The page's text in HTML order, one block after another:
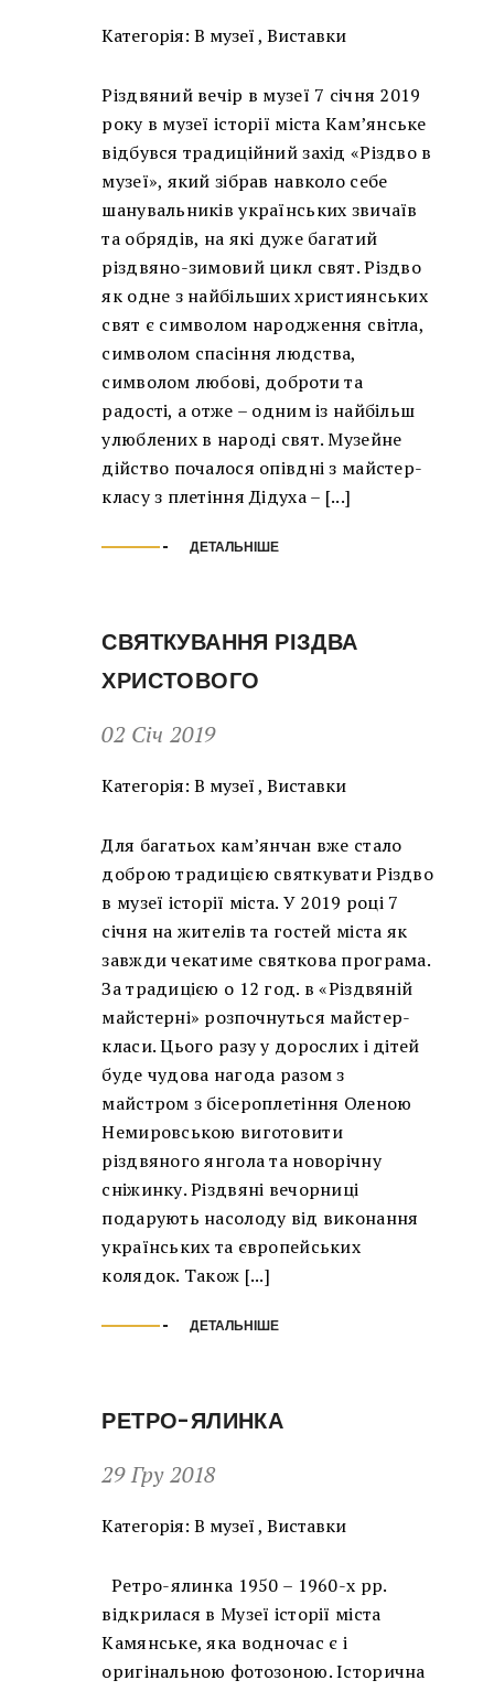
Категорія: В музеї,Виставки
Різдвяний вечір в музеї 7 січня 2019
року в музеї історії міста Кам’янське
відбувся традиційний захід «Різдво в
музеї», який зібрав навколо себе
шанувальників українських звичаїв
та обрядів, на які дуже багатий
різдвяно-зимовий цикл свят. Різдво
як одне з найбільших християнських
свят є символом народження світла,
символом спасіння людства,
символом любові, доброти та
радості, а отже – одним із найбільш
улюблених в народі свят. Музейне
дійство почалося опівдні з майстер-
класу з плетіння Дідуха – [...]
ДЕТАЛЬНІШЕ
СВЯТКУВАННЯ РІЗДВА
ХРИСТОВОГО
02 Січ 2019
Категорія: В музеї,Виставки
Для багатьох кам’янчан вже стало
доброю традицією святкувати Різдво
в музеї історії міста. У 2019 році 7
січня на жителів та гостей міста як
завжди чекатиме святкова програма.
За традицією о 12 год. в «Різдвяній
майстерні» розпочнуться майстер-
класи. Цього разу у дорослих і дітей
буде чудова нагода разом з
майстром з бісероплетіння Оленою
Немировською виготовити
різдвяного янгола та новорічну
сніжинку. Різдвяні вечорниці
подарують насолоду від виконання
українських та європейських
колядок. Також [...]
ДЕТАЛЬНІШЕ
РЕТРО-ЯЛИНКА
29 Гру 2018
Категорія: В музеї,Виставки
Ретро-ялинка 1950 – 1960-х рр.
відкрилася в Музеї історії міста
Камянське, яка водночас є і
оригінальною фотозоною. Історична